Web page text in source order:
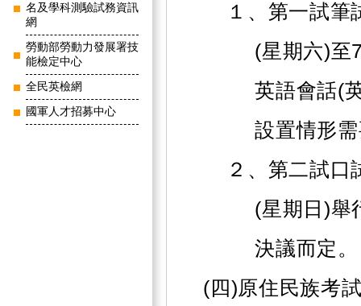
名及學科測驗試務資訊
網
勞動部勞動力發展署技
能檢定中心
全民英檢網
國軍人才招募中心
１、第一試
(星期六)至
英語會話(
設置情形
２、第二試
(星期日)舉
決議而定。
(四)原住民族考